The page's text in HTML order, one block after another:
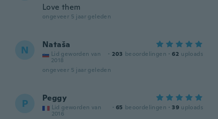
Love them
ongeveer 5 jaar geleden
N Nataša
Lid geworden van
2018
· 203 beoordelingen · 62 uploads
ongeveer 5 jaar geleden
P Peggy
Lid geworden van
2016
· 65 beoordelingen · 39 uploads